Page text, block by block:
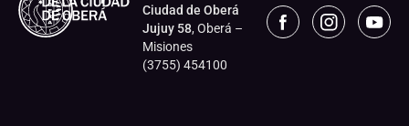
Ciudad de Oberá
Jujuy 58, Oberá –
Misiones
(3755) 454100